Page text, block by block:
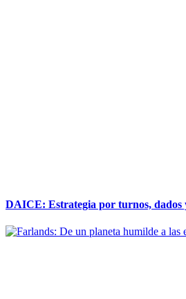
DAICE: Estrategia por turnos, dados